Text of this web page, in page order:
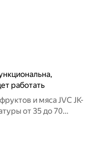
работать
и мяса JVC JK-
от 35 до 70
380 Вт